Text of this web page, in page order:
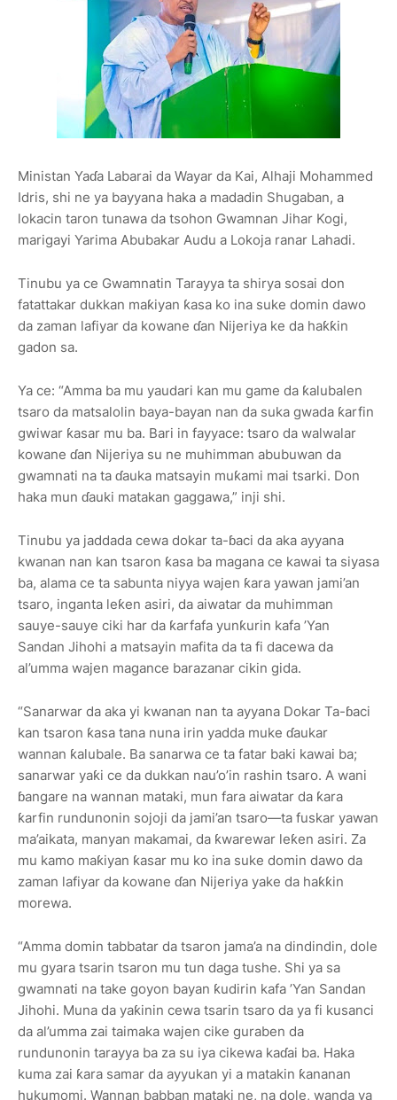
Ministan Yaɗa Labarai da Wayar da Kai, Alhaji Mohammed
Idris, shi ne ya bayyana haka a madadin Shugaban, a
lokacin taron tunawa da tsohon Gwamnan Jihar Kogi,
marigayi Yarima Abubakar Audu a Lokoja ranar Lahadi.
Tinubu ya ce Gwamnatin Tarayya ta shirya sosai don
fatattakar dukkan maƙiyan ƙasa ko ina suke domin dawo
da zaman lafiyar da kowane ɗan Nijeriya ke da haƙƙin
gadon sa.
Ya ce: “Amma ba mu yaudari kan mu game da ƙalubalen
tsaro da matsalolin baya-bayan nan da suka gwada ƙarfin
gwiwar ƙasar mu ba. Bari in fayyace: tsaro da walwalar
kowane ɗan Nijeriya su ne muhimman abubuwan da
gwamnati na ta ɗauka matsayin muƙami mai tsarki. Don
haka mun ɗauki matakan gaggawa,” inji shi.
Tinubu ya jaddada cewa dokar ta-ɓaci da aka ayyana
kwanan nan kan tsaron ƙasa ba magana ce kawai ta siyasa
ba, alama ce ta sabunta niyya wajen ƙara yawan jami’an
tsaro, inganta leƙen asiri, da aiwatar da muhimman
sauye-sauye ciki har da ƙarfafa yunƙurin kafa ’Yan
Sandan Jihohi a matsayin mafita da ta fi dacewa da
al’umma wajen magance barazanar cikin gida.
“Sanarwar da aka yi kwanan nan ta ayyana Dokar Ta-ɓaci
kan tsaron ƙasa tana nuna irin yadda muke ɗaukar
wannan ƙalubale. Ba sanarwa ce ta fatar baki kawai ba;
sanarwar yaƙi ce da dukkan nau’o’in rashin tsaro. A wani
ɓangare na wannan mataki, mun fara aiwatar da ƙara
ƙarfin rundunonin sojoji da jami’an tsaro—ta fuskar yawan
ma’aikata, manyan makamai, da ƙwarewar leƙen asiri. Za
mu kamo maƙiyan ƙasar mu ko ina suke domin dawo da
zaman lafiyar da kowane ɗan Nijeriya yake da haƙƙin
morewa.
“Amma domin tabbatar da tsaron jama’a na dindindin, dole
mu gyara tsarin tsaron mu tun daga tushe. Shi ya sa
gwamnati na take goyon bayan ƙudirin kafa ’Yan Sandan
Jihohi. Muna da yaƙinin cewa tsarin tsaro da ya fi kusanci
da al’umma zai taimaka wajen cike guraben da
rundunonin tarayya ba za su iya cikewa kaɗai ba. Haka
kuma zai ƙara samar da ayyukan yi a matakin ƙananan
hukumomi. Wannan babban mataki ne, na dole, wanda ya